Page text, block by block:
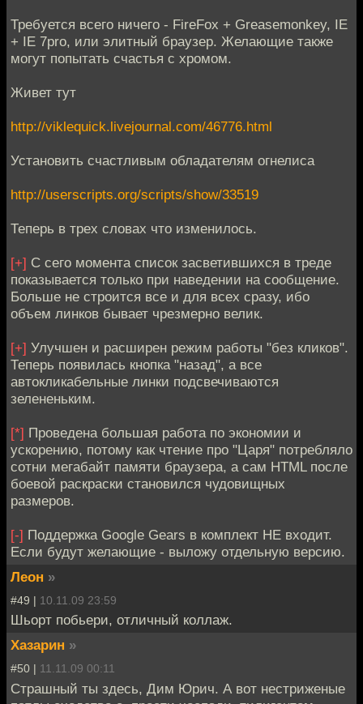
Требуется всего ничего - FireFox + Greasemonkey, IE
+ IE 7pro, или элитный браузер. Желающие также
могут попытать счастья с хромом.
Живет тут
http://viklequick.livejournal.com/46776.html
Установить счастливым обладателям огнелиса
http://userscripts.org/scripts/show/33519
Теперь в трех словах что изменилось.
[+] С сего момента список засветившихся в треде
показывается только при наведении на сообщение.
Больше не строится все и для всех сразу, ибо
объем линков бывает чрезмерно велик.
[+] Улучшен и расширен режим работы "без кликов".
Теперь появилась кнопка "назад", а все
автокликабельные линки подсвечиваются
зелененьким.
[*] Проведена большая работа по экономии и
ускорению, потому как чтение про "Царя" потребляло
сотни мегабайт памяти браузера, а сам HTML после
боевой раскраски становился чудовищных
размеров.
[-] Поддержка Google Gears в комплект НЕ входит.
Если будут желающие - выложу отдельную версию.
Леон »
#49 | 10.11.09 23:59
Шьорт побьери, отличный коллаж.
Хазарин »
#50 | 11.11.09 00:11
Страшный ты здесь, Дим Юрич. А вот нестриженые